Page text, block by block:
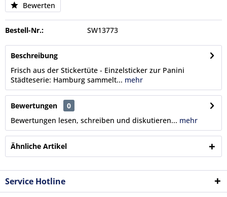
Bewerten
Bestell-Nr.: SW13773
Beschreibung
Frisch aus der Stickertüte - Einzelsticker zur Panini
Städteserie: Hamburg sammelt... mehr
Bewertungen
0
Bewertungen lesen, schreiben und diskutieren... mehr
Ähnliche Artikel
Service Hotline